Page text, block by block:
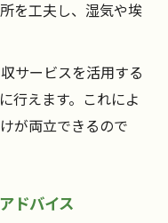
を工夫し、湿気や埃
サービスを活用する
行えます。これによ
が両立できるので
ドバイス